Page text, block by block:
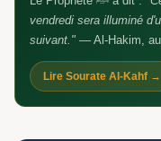
vendredi sera illuminé
suivant." — Al-Hakim,
Lire Sourate Al-Kahf →